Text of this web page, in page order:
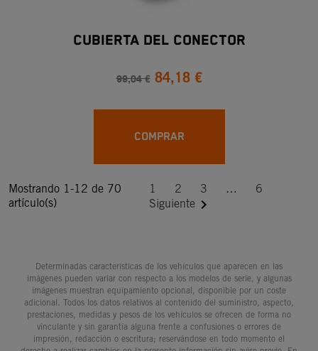
CUBIERTA DEL CONECTOR
99,04 € 84,18 €
COMPRAR
Mostrando 1-12 de 70
artículo(s)
1 2 3 …
6
Siguiente 
Determinadas características de los vehículos que aparecen en las
imágenes pueden variar con respecto a los modelos de serie, y algunas
imágenes muestran equipamiento opcional, disponible por un coste
adicional. Todos los datos relativos al contenido del suministro, aspecto,
prestaciones, medidas y pesos de los vehículos se ofrecen de forma no
vinculante y sin garantía alguna frente a confusiones o errores de
impresión, redacción o escritura; reservándose en todo momento el